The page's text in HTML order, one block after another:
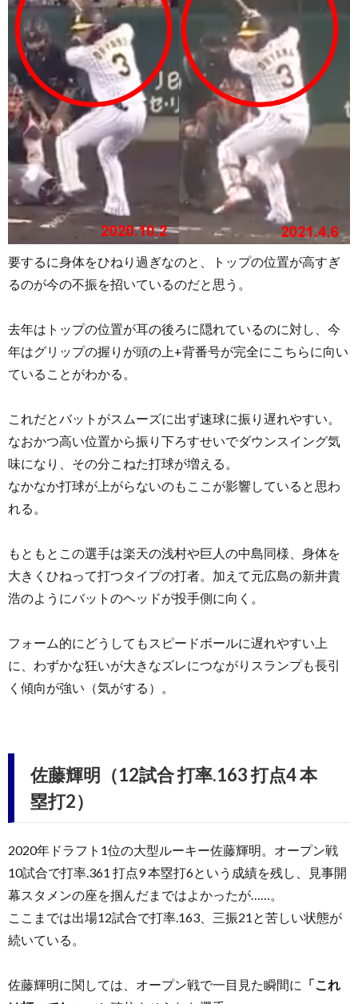
要するに身体をひねり過ぎなのと、トップの位置が高すぎ
るのが今の不振を招いているのだと思う。
去年はトップの位置が耳の後ろに隠れているのに対し、今
年はグリップの握りが頭の上+背番号が完全にこちらに向い
ていることがわかる。
これだとバットがスムーズに出ず速球に振り遅れやすい。
なおかつ高い位置から振り下ろすせいでダウンスイング気
味になり、その分こねた打球が増える。
なかなか打球が上がらないのもここが影響していると思わ
れる。
もともとこの選手は楽天の浅村や巨人の中島同様、身体を
大きくひねって打つタイプの打者。加えて元広島の新井貴
浩のようにバットのヘッドが投手側に向く。
フォーム的にどうしてもスピードボールに遅れやすい上
に、わずかな狂いが大きなズレにつながりスランプも長引
く傾向が強い（気がする）。
佐藤輝明（12試合 打率.163 打点4 本
塁打2）
2020年ドラフト1位の大型ルーキー佐藤輝明。オープン戦
10試合で打率.361 打点9 本塁打6という成績を残し、見事開
幕スタメンの座を掴んだまではよかったが……。
ここまでは出場12試合で打率.163、三振21と苦しい状態が
続いている。
佐藤輝明に関しては、オープン戦で一目見た瞬間に 「これ